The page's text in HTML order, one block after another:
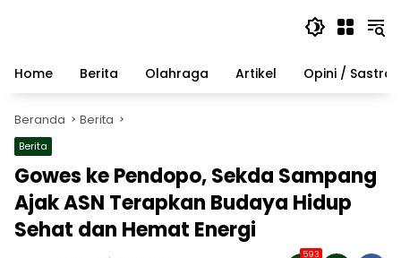
Home
Berita Olahraga Artikel Opini / Sastra
Beranda Berita
Berita
Gowes ke Pendopo, Sekda Sampang
Ajak ASN Terapkan Budaya Hidup
Sehat dan Hemat Energi
593